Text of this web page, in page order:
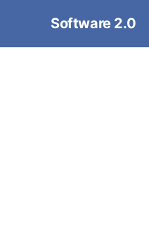
Software 2.0